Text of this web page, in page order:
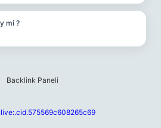
mi ?